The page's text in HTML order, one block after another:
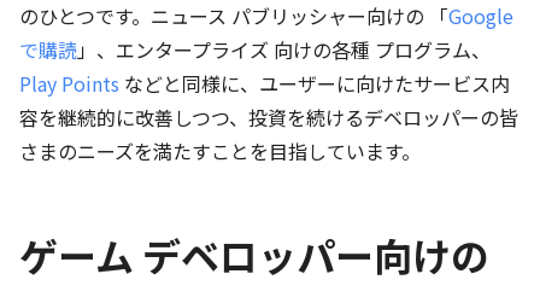
のひとつです。ニュース パブリッシャー向けの 「Google
で購読」、エンタープライズ 向けの各種 プログラム、
Play Points などと同様に、ユーザーに向けたサービス内
容を継続的に改善しつつ、投資を続けるデベロッパーの皆
さまのニーズを満たすことを目指しています。
ゲーム デベロッパー向けの